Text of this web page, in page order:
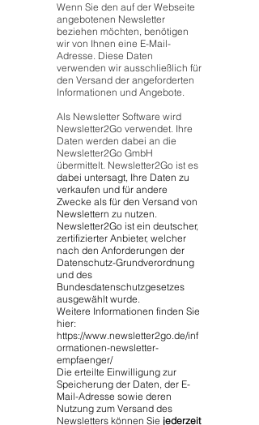
Wenn Sie den auf der Webseite
angebotenen Newsletter
beziehen möchten, benötigen
wir von Ihnen eine E-Mail-
Adresse. Diese Daten
verwenden wir ausschließlich für
den Versand der angeforderten
Informationen und Angebote.
Als Newsletter Software wird
Newsletter2Go verwendet. Ihre
Daten werden dabei an die
Newsletter2Go GmbH
übermittelt. Newsletter2Go ist es
dabei untersagt, Ihre Daten zu
verkaufen und für andere
Zwecke als für den Versand von
Newslettern zu nutzen.
Newsletter2Go ist ein deutscher,
zertifizierter Anbieter, welcher
nach den Anforderungen der
Datenschutz-Grundverordnung
und des
Bundesdatenschutzgesetzes
ausgewählt wurde.
Weitere Informationen finden Sie
hier:
https://www.newsletter2go.de/inf
ormationen-newsletter-
empfaenger/
Die erteilte Einwilligung zur
Speicherung der Daten, der E-
Mail-Adresse sowie deren
Nutzung zum Versand des
Newsletters können Sie jederzeit